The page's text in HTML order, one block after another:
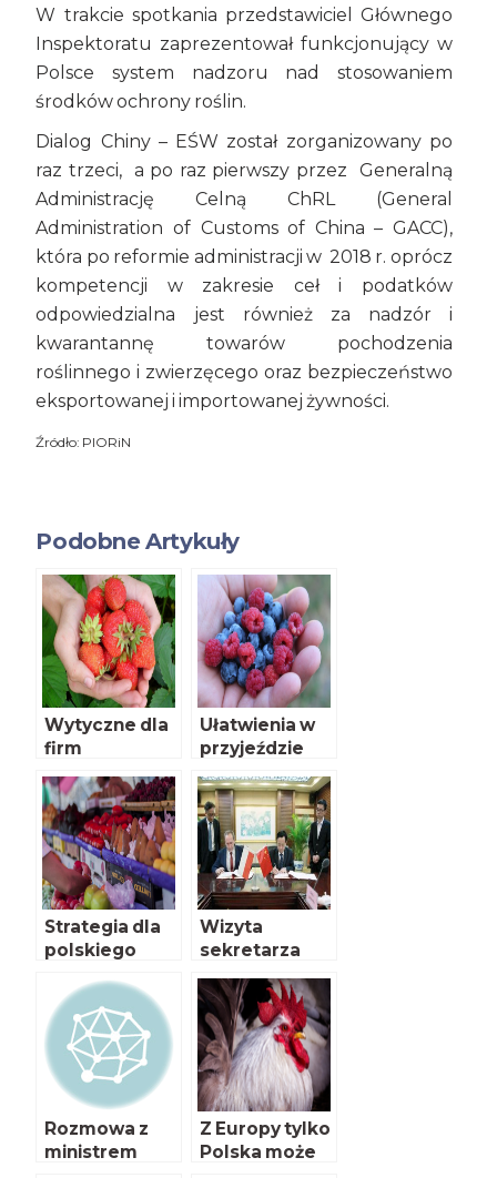
W trakcie spotkania przedstawiciel Głównego
Inspektoratu zaprezentował funkcjonujący w
Polsce system nadzoru nad stosowaniem
środków ochrony roślin.
Dialog Chiny – EŚW został zorganizowany po
raz trzeci, a po raz pierwszy przez Generalną
Administrację Celną ChRL (General
Administration of Customs of China – GACC),
która po reformie administracji w 2018 r. oprócz
kompetencji w zakresie ceł i podatków
odpowiedzialna jest również za nadzór i
kwarantannę towarów pochodzenia
roślinnego i zwierzęcego oraz bezpieczeństwo
eksportowanej i importowanej żywności.
Źródło: PIORiN
Podobne Artykuły
Wytyczne dla
firm
zatrudniający
ch
cudzoziemcó
w przy
pracach
sezonowych
Ułatwienia w
przyjeździe
pracowników
sezonowych
do Polski
Strategia dla
polskiego
Wizyta
sekretarza
stanu w
Chinach
Rozmowa z
ministrem
Z Europy tylko
Polska może